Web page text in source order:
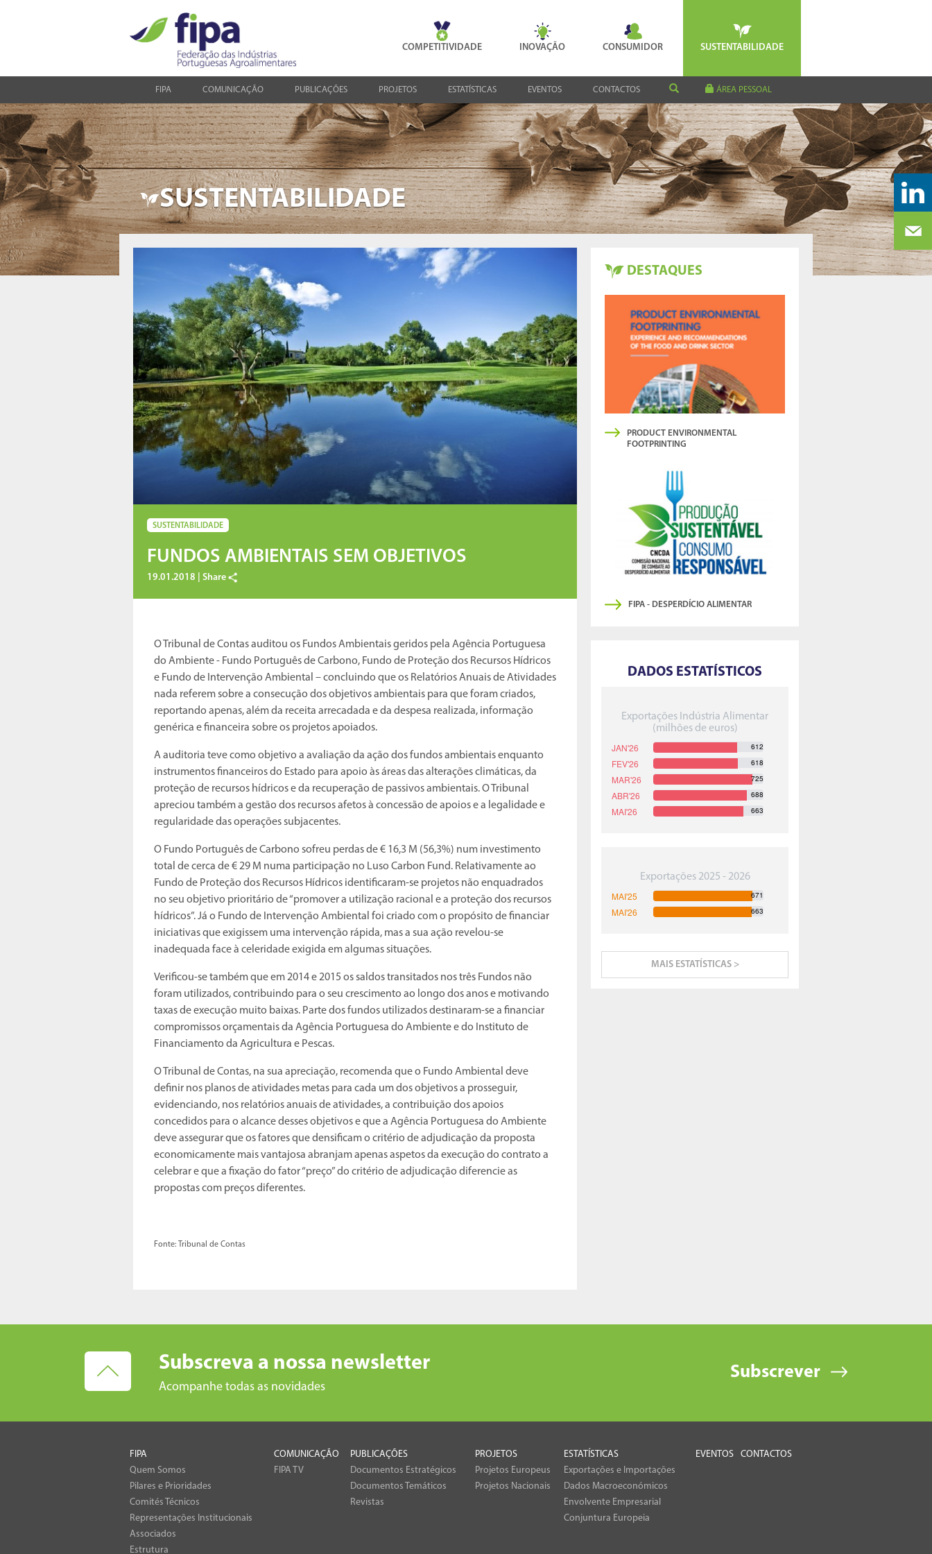
COMPETITIVIDADE INOVAÇÃO CONSUMIDOR SUSTENTABILIDADE
FIPA COMUNICAÇÃO PUBLICAÇÕES PROJETOS ESTATÍSTICAS EVENTOS CONTACTOS ÁREA PESSOAL
SUSTENTABILIDADE
SUSTENTABILIDADE
FUNDOS AMBIENTAIS SEM OBJETIVOS
19.01.2018 | Share
O Tribunal de Contas auditou os Fundos Ambientais geridos pela Agência Portuguesa
do Ambiente - Fundo Português de Carbono, Fundo de Proteção dos Recursos Hídricos
e Fundo de Intervenção Ambiental – concluindo que os Relatórios Anuais de Atividades
nada referem sobre a consecução dos objetivos ambientais para que foram criados,
reportando apenas, além da receita arrecadada e da despesa realizada, informação
genérica e financeira sobre os projetos apoiados.
A auditoria teve como objetivo a avaliação da ação dos fundos ambientais enquanto
instrumentos financeiros do Estado para apoio às áreas das alterações climáticas, da
proteção de recursos hídricos e da recuperação de passivos ambientais. O Tribunal
apreciou também a gestão dos recursos afetos à concessão de apoios e a legalidade e
regularidade das operações subjacentes.
O Fundo Português de Carbono sofreu perdas de € 16,3 M (56,3%) num investimento
total de cerca de € 29 M numa participação no Luso Carbon Fund. Relativamente ao
Fundo de Proteção dos Recursos Hídricos identificaram-se projetos não enquadrados
no seu objetivo prioritário de “promover a utilização racional e a proteção dos recursos
hídricos”. Já o Fundo de Intervenção Ambiental foi criado com o propósito de financiar
iniciativas que exigissem uma intervenção rápida, mas a sua ação revelou-se
inadequada face à celeridade exigida em algumas situações.
Verificou-se também que em 2014 e 2015 os saldos transitados nos três Fundos não
foram utilizados, contribuindo para o seu crescimento ao longo dos anos e motivando
taxas de execução muito baixas. Parte dos fundos utilizados destinaram-se a financiar
compromissos orçamentais da Agência Portuguesa do Ambiente e do Instituto de
Financiamento da Agricultura e Pescas.
O Tribunal de Contas, na sua apreciação, recomenda que o Fundo Ambiental deve
definir nos planos de atividades metas para cada um dos objetivos a prosseguir,
evidenciando, nos relatórios anuais de atividades, a contribuição dos apoios
concedidos para o alcance desses objetivos e que a Agência Portuguesa do Ambiente
deve assegurar que os fatores que densificam o critério de adjudicação da proposta
economicamente mais vantajosa abranjam apenas aspetos da execução do contrato a
celebrar e que a fixação do fator “preço” do critério de adjudicação diferencie as
propostas com preços diferentes.
Fonte: Tribunal de Contas
DESTAQUES
PRODUCT ENVIRONMENTAL
FOOTPRINTING
FIPA - DESPERDÍCIO ALIMENTAR
DADOS ESTATÍSTICOS
Exportações Indústria Alimentar
(milhões de euros)
612
618
725
688
663
Exportações 2025 - 2026
671
663
MAIS ESTATÍSTICAS >
Subscreva a nossa newsletter
Acompanhe todas as novidades
Subscrever
FIPA
Quem Somos
Pilares e Prioridades
Comités Técnicos
Representações Institucionais
Associados
Estrutura
COMUNICAÇÃO
FIPA TV
PUBLICAÇÕES
Documentos Estratégicos
Documentos Temáticos
Revistas
PROJETOS
Projetos Europeus
Projetos Nacionais
ESTATÍSTICAS
Exportações e Importações
Dados Macroeconómicos
Envolvente Empresarial
Conjuntura Europeia
EVENTOS CONTACTOS